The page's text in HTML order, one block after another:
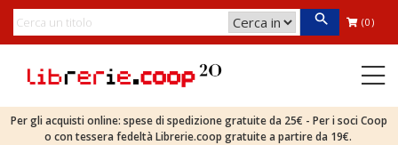
(0)
Per gli acquisti online: spese di spedizione gratuite da 25€ - Per i soci Coop
o con tessera fedeltà Librerie.coop gratuite a partire da 19€.